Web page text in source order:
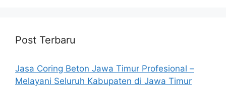
Post Terbaru
Jasa Coring Beton Jawa Timur Profesional –
Melayani Seluruh Kabupaten di Jawa Timur